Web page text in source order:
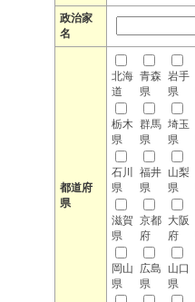
政治家
名
都道府
県
北海
道
青森
県
岩手
県
栃木
県
群馬
県
埼玉
県
石川
県
福井
県
山梨
県
滋賀
県
京都
府
大阪
府
岡山
県
広島
県
山口
県